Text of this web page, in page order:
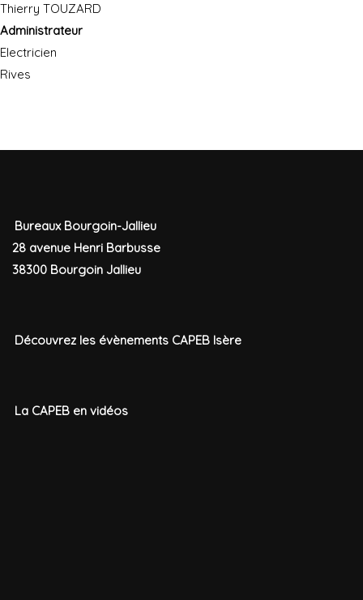
Thierry TOUZARD
Administrateur
Electricien
Rives
Bureaux Bourgoin-Jallieu
28 avenue Henri Barbusse
38300 Bourgoin Jallieu
Découvrez les évènements CAPEB Isère
La CAPEB en vidéos